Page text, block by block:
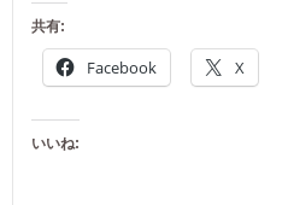
共有:
Facebook X
いいね: